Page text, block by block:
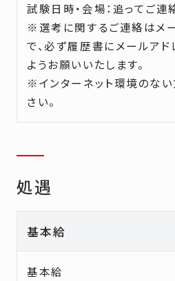
試験日時・会場：追ってご連
※ 選考に関するご連絡はメ
で、必ず履歴書にメールア
ようお願いいたします。
※インターネット環境のな
さい。
処遇
基本給
基本給